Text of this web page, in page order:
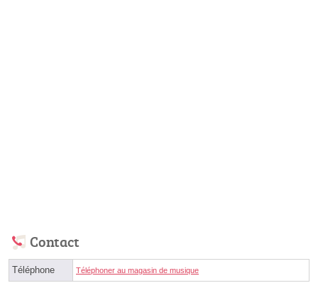
Contact
Téléphone Téléphoner au magasin de musique